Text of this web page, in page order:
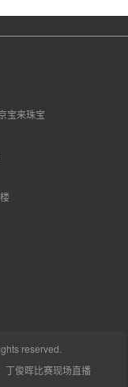
宝来珠宝
reserved.
丁俊晖比赛现场直播